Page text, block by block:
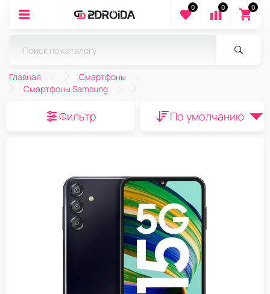
0 0 0
Главная
Смартфоны
Смартфоны Samsung
Фильтр По умолчанию